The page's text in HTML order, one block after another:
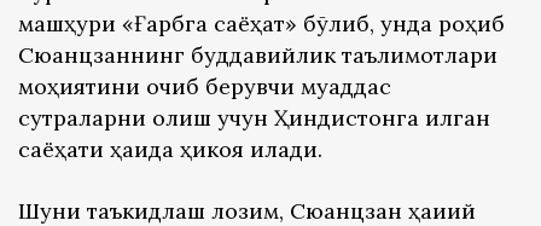
машҳури «Ғарбга саёҳат» бўлиб, унда роҳиб
Сюанцзаннинг буддавийлик таълимотлари
моҳиятини очиб берувчи муқаддас
сутраларни олиш учун Ҳиндистонга қилган
саёҳати ҳақида ҳикоя қилади.
Шуни таъкидлаш лозим, Сюанцзан ҳақиқий